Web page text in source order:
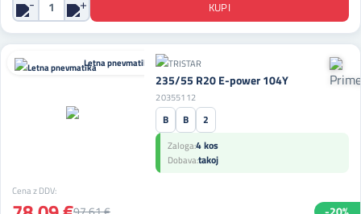
Letna pnevmatika
235/55 R20 E-power 104Y
20355112
B B 2
Zaloga:4 kos
Dobava:takoj
Cena z DDV: